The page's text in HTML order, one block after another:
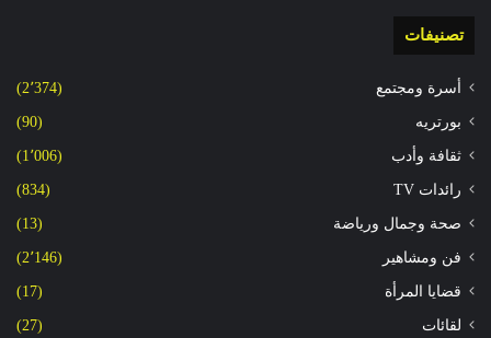
تصنيفات
أسرة ومجتمع (2٬374)
بورتريه (90)
ثقافة وأدب (1٬006)
رائدات TV (834)
صحة وجمال ورياضة (13)
فن ومشاهير (2٬146)
قضايا المرأة (17)
لقائات (27)